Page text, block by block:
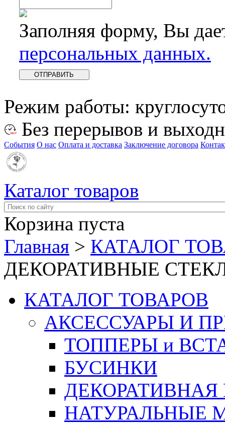
Заполняя форму, Вы
персональных данных.
Режим работы:
Без перерывов и
События О нас Оплата и доставка Заключение договора
Каталог товаров
Корзина пуста
Главная > КАТАЛОГ
ДЕКОРАТИВНЫЕ
КАТАЛОГ ТОВАРОВ
АКСЕССУАРЫ И
ТОППЕРЫ и
БУСИНКИ
ДЕКОРАТИВНАЯ
НАТУРАЛЬНЫЕ